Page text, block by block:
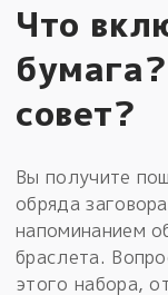
Что
совет?
Вы получите
обряда
напоминанием
браслета.
этого набора,